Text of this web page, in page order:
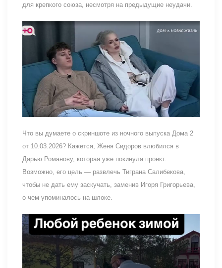
для крепкого союза, несмотря на предыдущие неудачи.
Что вы думаете о скриншоте из ночного выпуска Дома 2
от 10.03.2026? Кажется, Женя Сидоров влюбился в
Дарью Романову, которая уже покинула проект.
Возможно, его цель — развлечь Тиграна Салибекова,
чтобы не дать ему заскучать, заменив Игоря Григорьева,
о чем упоминалось на шлоке.